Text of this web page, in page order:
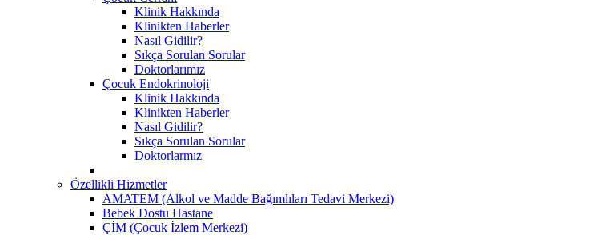
Klinik Hakkında
Klinikten Haberler
Nasıl Gidilir?
Sıkça Sorulan Sorular
Doktorlarımız
Çocuk Endokrinoloji
Klinik Hakkında
Klinikten Haberler
Nasıl Gidilir?
Sıkça Sorulan Sorular
Doktorlarmız
Özellikli Hizmetler
AMATEM (Alkol ve Madde Bağımlıları Tedavi Merkezi)
Bebek Dostu Hastane
ÇİM (Çocuk İzlem Merkezi)